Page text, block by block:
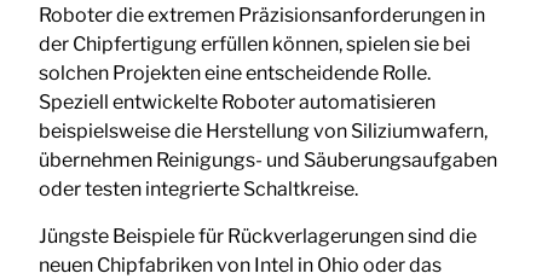
Roboter die extremen Präzisionsanforderungen in
der Chipfertigung erfüllen können, spielen sie bei
solchen Projekten eine entscheidende Rolle.
Speziell entwickelte Roboter automatisieren
beispielsweise die Herstellung von Siliziumwafern,
übernehmen Reinigungs- und Säuberungsaufgaben
oder testen integrierte Schaltkreise.
Jüngste Beispiele für Rückverlagerungen sind die
neuen Chipfabriken von Intel in Ohio oder das